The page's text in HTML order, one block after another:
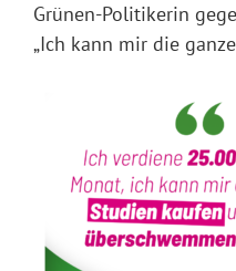
Grünen-Politikerin
„Ich kann mir die